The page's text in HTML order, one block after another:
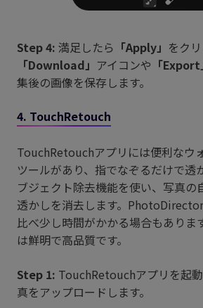
Step 4: 満足したら 「Apply」 をクリ
「Download」 アイコンや 「Export
集後の画像を保存します。
4. TouchRetouch
TouchRetouchアプリには便利なウ
ツールがあり、指でなぞるだけで透
ブジェクト除去機能を使い、写真の
透かしを消去します。
比べ少し時間がかかる場合もありま
は鮮明で高品質です。
Step 1: TouchRetouchアプリを起
真をアップロードします。